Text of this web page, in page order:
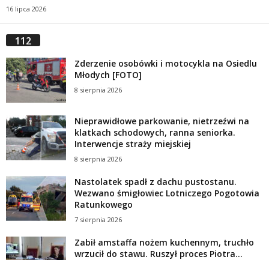
16 lipca 2026
112
Zderzenie osobówki i motocykla na Osiedlu
Młodych [FOTO]
8 sierpnia 2026
Nieprawidłowe parkowanie, nietrzeźwi na
klatkach schodowych, ranna seniorka.
Interwencje straży miejskiej
8 sierpnia 2026
Nastolatek spadł z dachu pustostanu.
Wezwano śmigłowiec Lotniczego Pogotowia
Ratunkowego
7 sierpnia 2026
Zabił amstaffa nożem kuchennym, truchło
wrzucił do stawu. Ruszył proces Piotra...